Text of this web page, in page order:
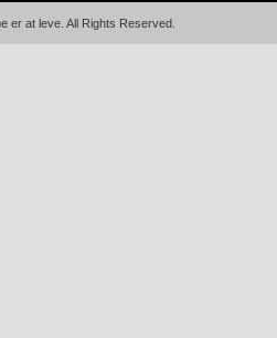
er at leve. All Rights Reserved.